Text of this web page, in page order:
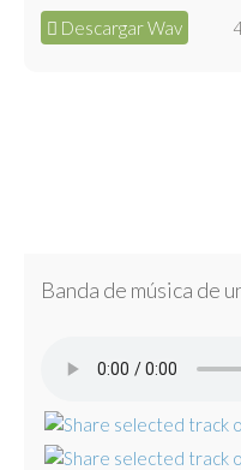
Descargar Wav
Banda de música de